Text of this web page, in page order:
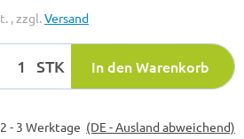
, zzgl.Versand
STK In den Warenkorb
2 - 3 Werktage (DE - Ausland abweichend)